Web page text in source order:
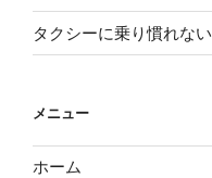
タクシーに乗り慣れない
メニュー
ホーム